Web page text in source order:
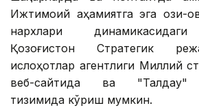
Ижтимоий аҳамиятга эга озиқ-
нархлари
Қозоғистон Стратегик
ислоҳотлар агентлиги Миллий
веб-сайтида ва "Талдау"
тизимида кўриш мумкин.